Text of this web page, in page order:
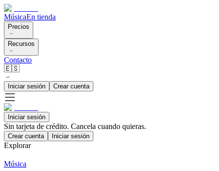
MúsicaEn tienda
Precios
Recursos
Contacto
🇪🇸
Iniciar sesión Crear cuenta
Iniciar sesión
Sin tarjeta de crédito. Cancela cuando quieras.
Crear cuenta Iniciar sesión
Explorar
Música